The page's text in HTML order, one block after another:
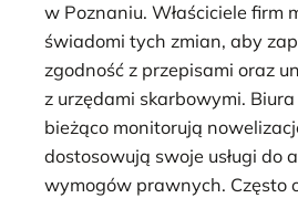
w Poznaniu. Właściciele firm
świadomi tych zmian, aby
zgodność z przepisami oraz
z urzędami skarbowymi.
bieżąco monitorują
dostosowują swoje usługi do
wymogów prawnych. Często